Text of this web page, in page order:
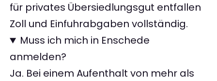
für privates Übersiedlungsgut entfallen
Zoll und Einfuhrabgaben vollständig.
Muss ich mich in Enschede
anmelden?
Ja. Bei einem Aufenthalt von mehr als